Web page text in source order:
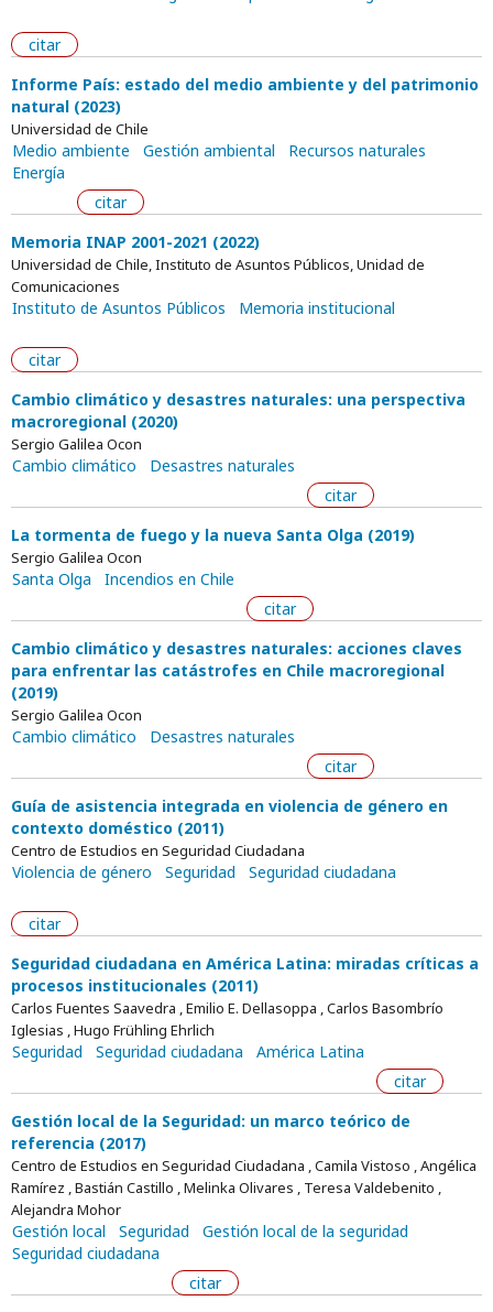
citar
Informe País: estado del medio ambiente y del patrimonio
natural (2023)
Universidad de Chile
Medio ambiente Gestión ambiental
Recursos naturales
Energía
citar
Memoria INAP 2001-2021 (2022)
Universidad de Chile, Instituto de Asuntos Públicos, Unidad de
Comunicaciones
Instituto de Asuntos Públicos Memoria institucional
citar
Cambio climático y desastres naturales: una perspectiva
macroregional (2020)
Sergio Galilea Ocon
Cambio climático
Desastres naturales
citar
La tormenta de fuego y la nueva Santa Olga (2019)
Sergio Galilea Ocon
Santa Olga
Incendios en Chile
citar
Cambio climático y desastres naturales: acciones claves
para enfrentar las catástrofes en Chile macroregional
(2019)
Sergio Galilea Ocon
Cambio climático
Desastres naturales
citar
Guía de asistencia integrada en violencia de género en
contexto doméstico (2011)
Centro de Estudios en Seguridad Ciudadana
Violencia de género Seguridad Seguridad ciudadana
citar
Seguridad ciudadana en América Latina: miradas críticas a
procesos institucionales (2011)
Carlos Fuentes Saavedra , Emilio E. Dellasoppa , Carlos Basombrío
Iglesias , Hugo Frühling Ehrlich
Seguridad Seguridad ciudadana
América Latina
citar
Gestión local de la Seguridad: un marco teórico de
referencia (2017)
Centro de Estudios en Seguridad Ciudadana , Camila Vistoso , Angélica
Ramírez , Bastián Castillo , Melinka Olivares , Teresa Valdebenito ,
Alejandra Mohor
Gestión local Seguridad
Gestión local de la seguridad
Seguridad ciudadana
citar